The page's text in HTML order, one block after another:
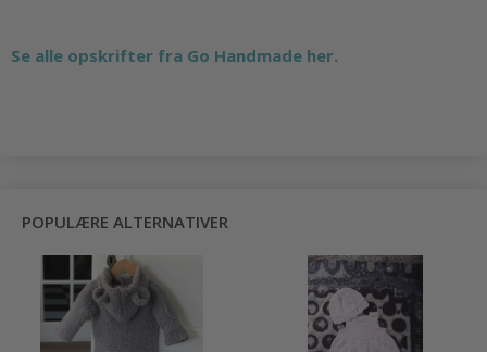
Se alle opskrifter fra Go Handmade her.
POPULÆRE ALTERNATIVER